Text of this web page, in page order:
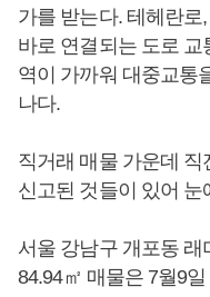
가를 받는다. 테헤란
바로 연결되는 도로
역이 가까워 대중교통
나다.
직거래 매물 가운데
신고된 것들이 있어 눈
서울 강남구 개포동
84.94㎡ 매물은 7월9